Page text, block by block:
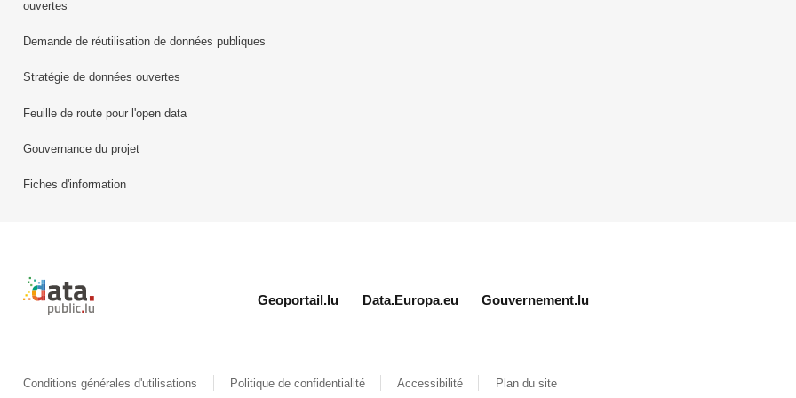
ouvertes
Demande de réutilisation de données publiques
Stratégie de données ouvertes
Feuille de route pour l'open data
Gouvernance du projet
Fiches d'information
Retour à l'accueil de data.public.lu
Geoportail.lu Data.Europa.eu Gouvernement.lu
Conditions générales d'utilisations Politique de confidentialité Accessibilité Plan du site